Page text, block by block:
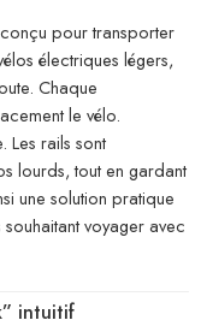
conçu pour transporter
électriques légers,
Chaque
le vélo.
Les rails sont
lourds, tout en gardant
une solution pratique
voyager avec
intuitif